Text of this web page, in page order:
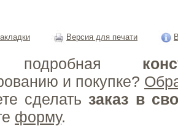
Версия для печати
подробная
и покупке?
сделать заказ в
форму.